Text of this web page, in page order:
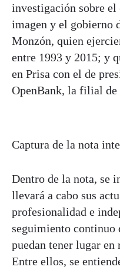
investigación sobre el
imagen y el gobierno
Monzón, quien
entre 1993 y 2015; y
en Prisa con el de
OpenBank, la filial de
Captura de la nota
Dentro de la nota, se
llevará a cabo sus
profesionalidad e
seguimiento continuo
puedan tener lugar en
Entre ellos, se